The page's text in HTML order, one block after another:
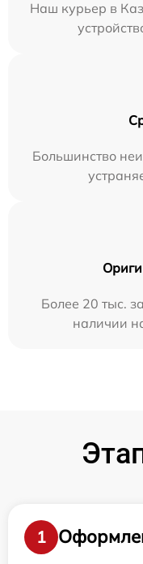
Наш курьер в
Большинство
Более 20 тыс.
наличии
1